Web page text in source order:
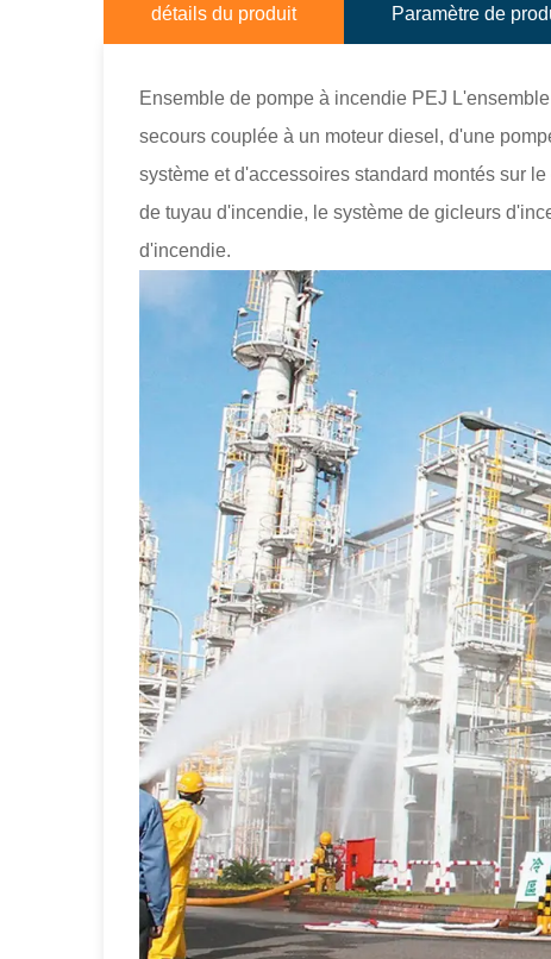
détails du produit Paramètre de
Ensemble de pompe à incendie PEJ
secours couplée à un moteur diesel, d'une
système et d'accessoires standard montés sur
de tuyau d'incendie, le système de gicleurs
d'incendie.